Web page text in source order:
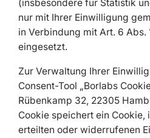
(insbesondere für Statistik
nur mit Ihrer Einwilligung
in Verbindung mit Art. 6 Abs.
eingesetzt.
Zur Verwaltung Ihrer
Consent-Tool „Borlabs
Rübenkamp 32, 22305
Cookie speichert ein Cookie,
erteilten oder widerrufenen